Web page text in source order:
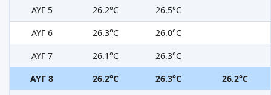
ΑΥΓ 5 26.2°C
26.5°C
ΑΥΓ 6
26.3°C
26.0°C
ΑΥΓ 7
26.1°C
26.3°C
ΑΥΓ 8
26.2°C 26.3°C
26.2°C